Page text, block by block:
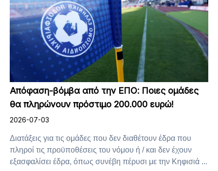
Απόφαση-βόμβα από την ΕΠΟ: Ποιες ομάδες
θα πληρώνουν πρόστιμο 200.000 ευρώ!
2026-07-03
Διατάξεις για τις ομάδες που δεν διαθέτουν έδρα που
πληροί τις προϋποθέσεις του νόμου ή / και δεν έχουν
εξασφαλίσει έδρα, όπως συνέβη πέρυσι με την Κηφισιά ...